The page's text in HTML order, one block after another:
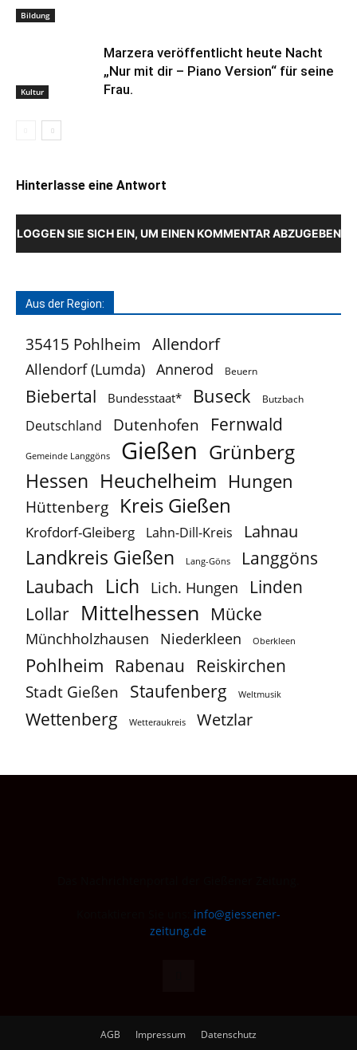
Bildung
Kultur
Marzera veröffentlicht heute Nacht
„Nur mit dir – Piano Version“ für seine
Frau.
Hinterlasse eine Antwort
LOGGEN SIE SICH EIN, UM EINEN KOMMENTAR ABZUGEBEN
Aus der Region:
35415 Pohlheim Allendorf
Allendorf (Lumda) Annerod Beuern
Biebertal Bundesstaat* Buseck Butzbach
Deutschland Dutenhofen Fernwald
Gemeinde Langgöns Gießen Grünberg
Hessen Heuchelheim Hungen
Hüttenberg Kreis Gießen
Krofdorf-Gleiberg Lahn-Dill-Kreis Lahnau
Landkreis Gießen Lang-Göns Langgöns
Laubach Lich Lich. Hungen
Linden
Lollar Mittelhessen Mücke
Münchholzhausen Niederkleen Oberkleen
Pohlheim Rabenau Reiskirchen
Stadt Gießen Staufenberg Weltmusik
Wettenberg Wetteraukreis Wetzlar
info@giessener-
zeitung.de
AGB Impressum Datenschutz